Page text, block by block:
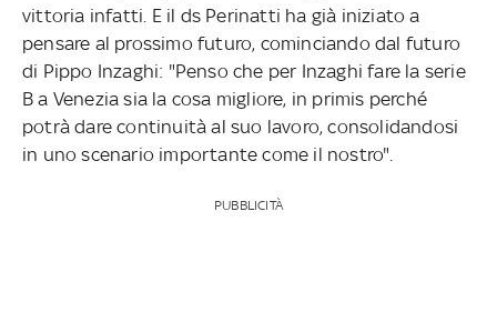
vittoria infatti. E il ds Perinatti ha già iniziato a
pensare al prossimo futuro, cominciando dal futuro
di Pippo Inzaghi: "Penso che per Inzaghi fare la serie
B a Venezia sia la cosa migliore, in primis perché
potrà dare continuità al suo lavoro, consolidandosi
in uno scenario importante come il nostro".
PUBBLICITÀ